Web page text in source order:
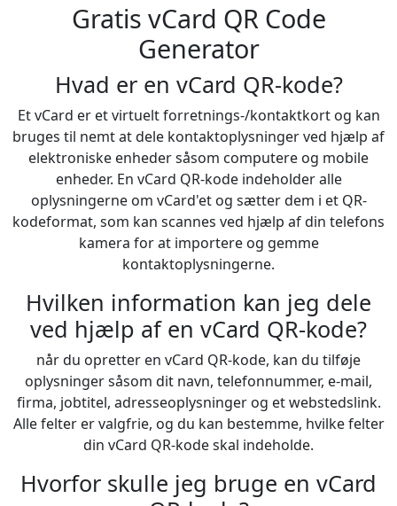
Gratis vCard QR Code
Generator
Hvad er en vCard QR-kode?
Et vCard er et virtuelt forretnings-/kontaktkort og kan
bruges til nemt at dele kontaktoplysninger ved hjælp af
elektroniske enheder såsom computere og mobile
enheder. En vCard QR-kode indeholder alle
oplysningerne om vCard'et og sætter dem i et QR-
kodeformat, som kan scannes ved hjælp af din telefons
kamera for at importere og gemme
kontaktoplysningerne.
Hvilken information kan jeg dele
ved hjælp af en vCard QR-kode?
når du opretter en vCard QR-kode, kan du tilføje
oplysninger såsom dit navn, telefonnummer, e-mail,
firma, jobtitel, adresseoplysninger og et webstedslink.
Alle felter er valgfrie, og du kan bestemme, hvilke felter
din vCard QR-kode skal indeholde.
Hvorfor skulle jeg bruge en vCard